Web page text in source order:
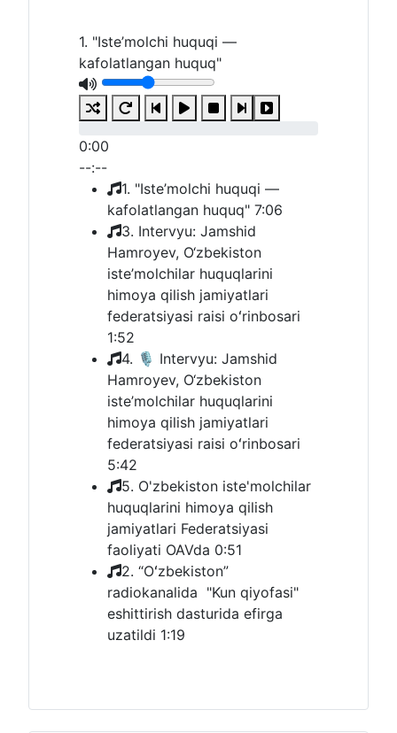
1. "Iste’molchi huquqi —
kafolatlangan huquq"
0:00
--:--
1. "Iste’molchi huquqi —
kafolatlangan huquq" 7:06
3. Intervyu: Jamshid
Hamroyev, O‘zbekiston
iste’molchilar huquqlarini
himoya qilish jamiyatlari
federatsiyasi raisi oʻrinbosari
1:52
4. 🎙 Intervyu: Jamshid
Hamroyev, O‘zbekiston
iste’molchilar huquqlarini
himoya qilish jamiyatlari
federatsiyasi raisi oʻrinbosari
5:42
5. O'zbekiston iste'molchilar
huquqlarini himoya qilish
jamiyatlari Federatsiyasi
faoliyati OAVda 0:51
2. “Oʻzbekiston”
radiokanalida "Kun qiyofasi"
eshittirish dasturida efirga
uzatildi 1:19